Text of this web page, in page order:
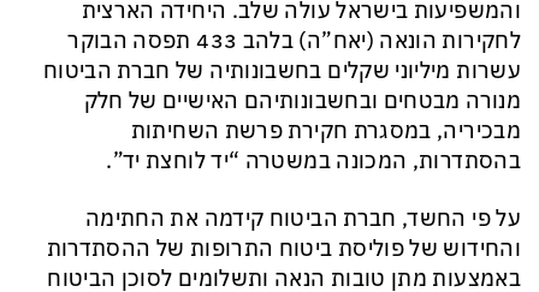
והמשפיעות בישראל עולה שלב. היחידה הארצית
לחקירות הונאה (יאח”ה) בלהב 433 תפסה הבוקר
עשרות מיליוני שקלים בחשבונותיה של חברת הביטוח
מנורה מבטחים ובחשבונותיהם האישיים של חלק
מבכיריה, במסגרת חקירת פרשת השחיתות
בהסתדרות, המכונה במשטרה “יד לוחצת יד”.
על פי החשד, חברת הביטוח קידמה את החתימה
והחידוש של פוליסת ביטוח התרופות של ההסתדרות
באמצעות מתן טובות הנאה ותשלומים לסוכן הביטוח